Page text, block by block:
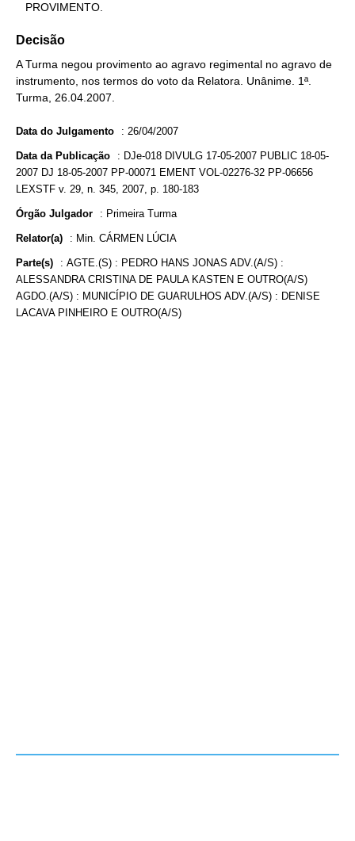
   PROVIMENTO.
Decisão
A Turma negou provimento ao agravo regimental no agravo de
instrumento, nos termos do voto da Relatora. Unânime. 1ª.
Turma, 26.04.2007.
Data do Julgamento : 26/04/2007
Data da Publicação : DJe-018 DIVULG 17-05-2007 PUBLIC 18-05-
2007 DJ 18-05-2007 PP-00071 EMENT VOL-02276-32 PP-06656
LEXSTF v. 29, n. 345, 2007, p. 180-183
Órgão Julgador : Primeira Turma
Relator(a) : Min. CÁRMEN LÚCIA
Parte(s) : AGTE.(S) : PEDRO HANS JONAS ADV.(A/S) :
ALESSANDRA CRISTINA DE PAULA KASTEN E OUTRO(A/S)
AGDO.(A/S) : MUNICÍPIO DE GUARULHOS ADV.(A/S) : DENISE
LACAVA PINHEIRO E OUTRO(A/S)